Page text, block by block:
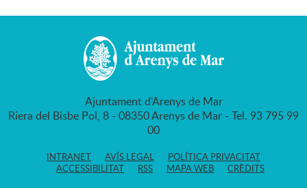
Ajuntament d'Arenys de Mar
Riera del Bisbe Pol, 8 - 08350 Arenys de Mar - Tel. 93 795 99
00
INTRANET AVÍS LEGAL
POLÍTICA PRIVACITAT
ACCESSIBILITAT
RSS MAPA WEB CRÈDITS